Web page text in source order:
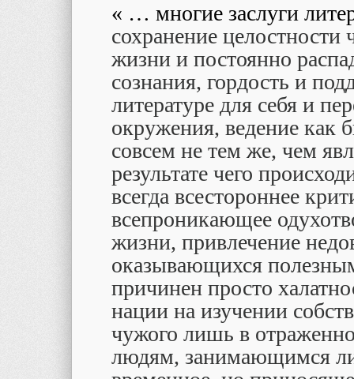
« … многие заслуги
сохранение целостности
жизни и постоянно
сознания, гордость и
литературе для себя и
окружения, ведение как
совсем не тем же, чем
результате чего
всегда всестороннее
всепроникающее
жизни, привлечение
оказывающихся
причинен просто
нации на изучении
чужого лишь в
людям, занимающимся